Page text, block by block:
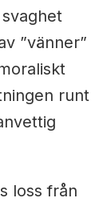
”vänner”
runt
loss från